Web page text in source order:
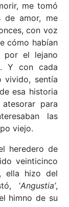
me tomó
de amor, me
con voz
cómo habían
por el lejano
. Y con cada
vivido, sentía
esa historia
para
las
viejo.
heredero de
veinticinco
ella hizo del
‘Angustia’,
himno de su